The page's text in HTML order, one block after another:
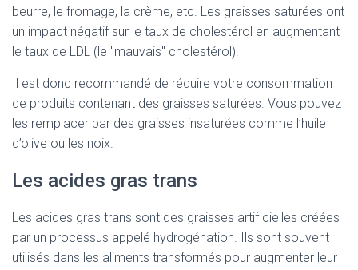
beurre, le fromage, la crème, etc. Les graisses saturées ont
un impact négatif sur le taux de cholestérol en augmentant
le taux de LDL (le "mauvais" cholestérol).
Il est donc recommandé de réduire votre consommation
de produits contenant des graisses saturées. Vous pouvez
les remplacer par des graisses insaturées comme l’huile
d’olive ou les noix.
Les acides gras trans
Les acides gras trans sont des graisses artificielles créées
par un processus appelé hydrogénation. Ils sont souvent
utilisés dans les aliments transformés pour augmenter leur